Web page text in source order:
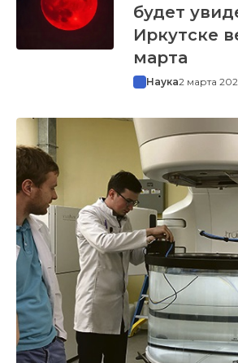
будет
Иркутске
марта
Наука2 марта